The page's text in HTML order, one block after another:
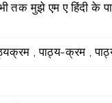
तक मुझे एम ए हिंदी के
,पाठ्य-क्रम ,